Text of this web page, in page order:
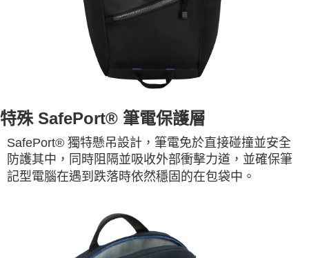
特殊 SafePort® 筆電保護層
SafePort® 獨特懸吊設計，筆電免於直接碰撞並安全
防護其中，同時阻隔並吸收外部衝擊力道，並確保筆
記型電腦在遇到跌落時依然穩固的在包袋中。